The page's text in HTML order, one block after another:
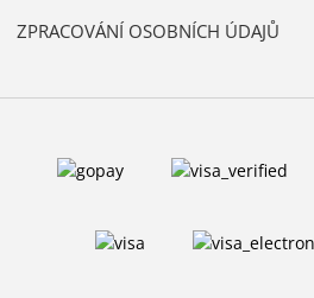
ZPRACOVÁNÍ OSOBNÍCH ÚDAJŮ